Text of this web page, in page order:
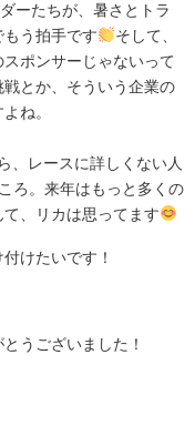
ーたちが、暑さとトラ
う拍手です
そして、
ポンサーじゃないって
とか、そういう企業の
ね。
、レースに詳しくない人
ろ。来年はもっと多くの
、リカは思ってます
けたいです！
うございました！